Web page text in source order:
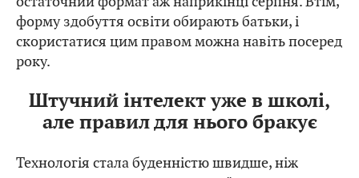
форму здобуття освіти обирають батьки, і
скористатися цим правом можна навіть посеред
року.
Штучний інтелект уже в школі,
але правил для нього бракує
Технологія стала буденністю швидше, ніж